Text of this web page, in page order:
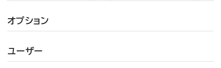
オプション
ユーザー